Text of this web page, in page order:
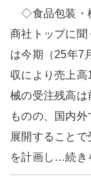
◇食品包装・
商社トップに
は今期（25年7
収により売上
械の受注残高は
ものの、国内
展開すること
を計画し…続き